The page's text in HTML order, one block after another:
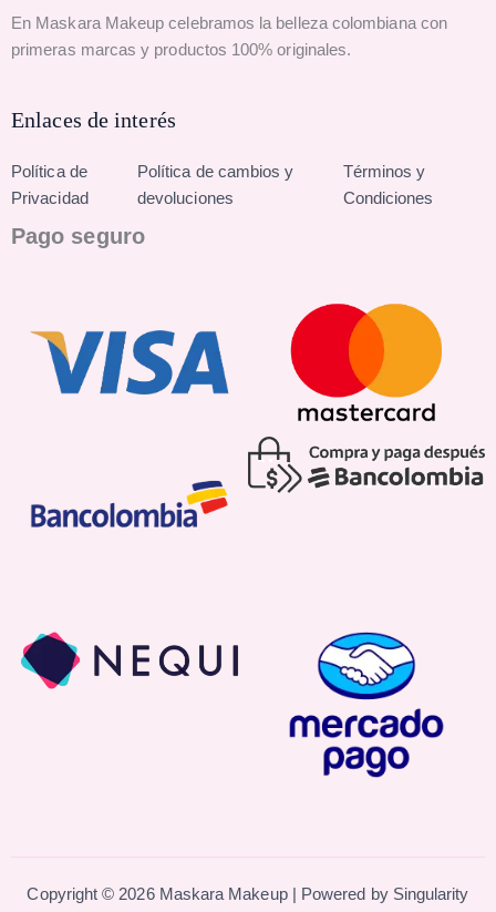
En Maskara Makeup celebramos la belleza colombiana con
primeras marcas y productos 100% originales.
Enlaces de interés
Política de
Privacidad
Política de cambios y
devoluciones
Términos y
Condiciones
Pago seguro
Copyright © 2026 Maskara Makeup | Powered by Singularity